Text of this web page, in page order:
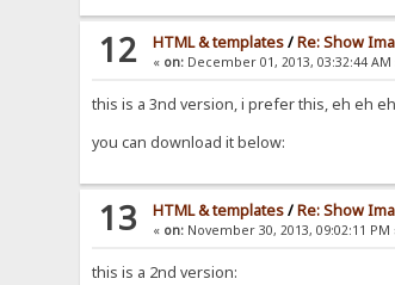
12 HTML & templates/Re: Show
« on: December 01, 2013, 03:32:44 AM
this is a 3nd version, i prefer this, eh eh
you can download it below:
13 HTML & templates/Re: Show
« on: November 30, 2013, 09:02:11 PM
this is a 2nd version: